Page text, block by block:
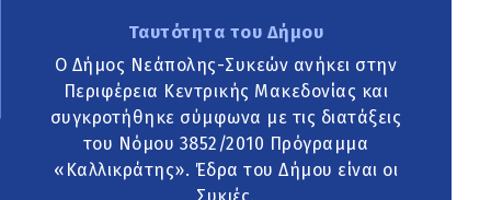
Ταυτότητα του Δήμου
Ο Δήμος Νεάπολης-Συκεών ανήκει στην
Περιφέρεια Κεντρικής Μακεδονίας και
συγκροτήθηκε σύμφωνα με τις διατάξεις
του Νόμου 3852/2010 Πρόγραμμα
«Καλλικράτης». Έδρα του Δήμου είναι οι
Συκιές.